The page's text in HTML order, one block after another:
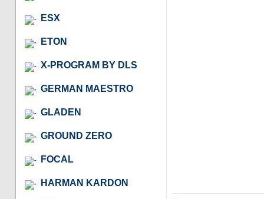
ESX
ETON
X-PROGRAM BY DLS
GERMAN MAESTRO
GLADEN
GROUND ZERO
FOCAL
HARMAN KARDON